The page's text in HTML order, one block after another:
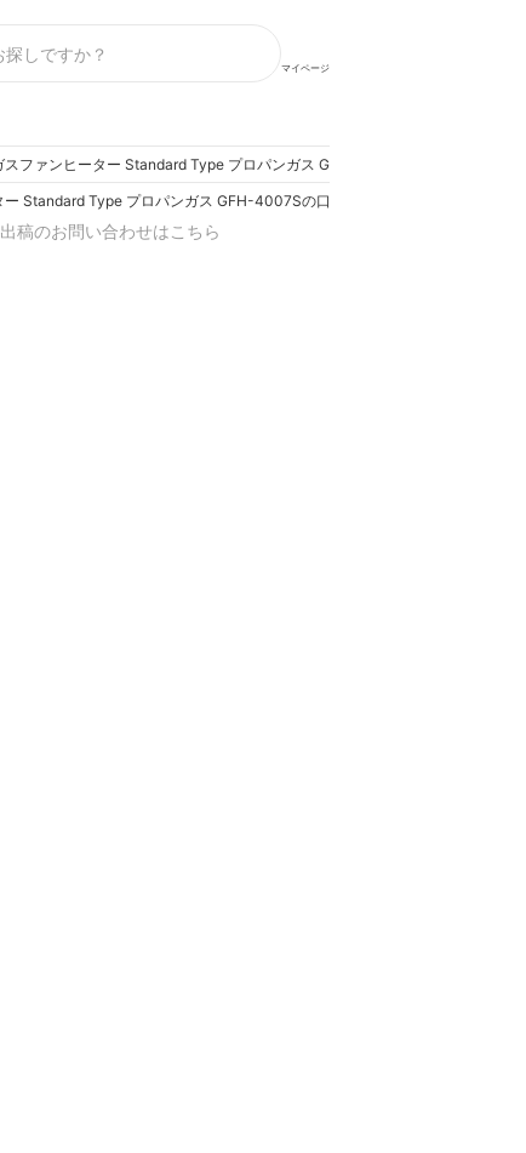
マイページ
スファンヒーター Standard Type プロパンガス GFH-4007Sの口コミ・評判
ー Standard Type プロパンガス GFH-4007Sの口コミ・評判は？実際に使っ
稿のお問い合わせはこちら